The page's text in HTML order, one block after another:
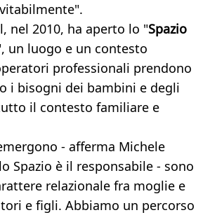
nel 2010, ha aperto lo "Spazio
un luogo e un contesto
professionali prendono
i bisogni dei bambini e degli
il contesto familiare e
- afferma Michele
Spazio è il responsabile - sono
relazionale fra moglie e
e figli. Abbiamo un percorso